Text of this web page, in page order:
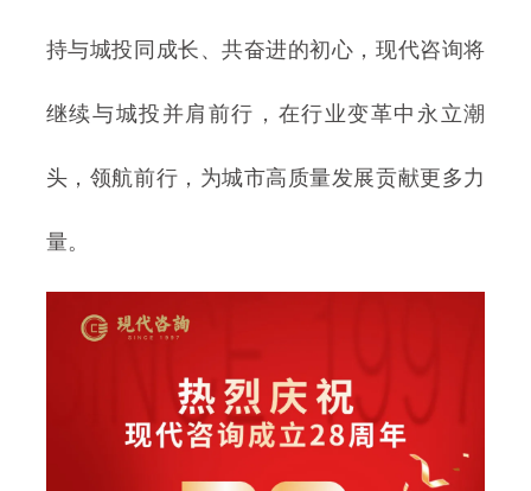
持与城投同成长、共奋进的初心，现代咨询将
继续与城投并肩前行，在行业变革中永立潮
头，领航前行，为城市高质量发展贡献更多力
量。